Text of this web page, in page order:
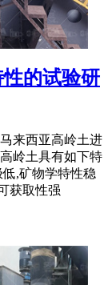
的试验研
来西亚高岭土进
岭土具有如下特
,矿物学特性稳
获取性强